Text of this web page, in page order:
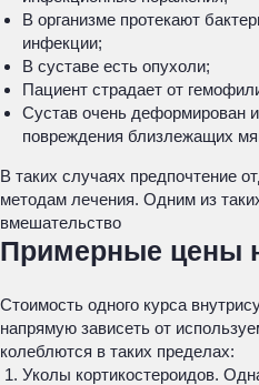
В организме протекают
инфекции;
В суставе есть опухоли;
Пациент страдает от
Сустав очень деформирован
повреждения близлежащих
В таких случаях предпочтение
методам лечения. Одним из
вмешательство
Примерные цены
Стоимость одного курса
напрямую зависеть от
колеблются в таких пределах:
Уколы кортикостероидов.